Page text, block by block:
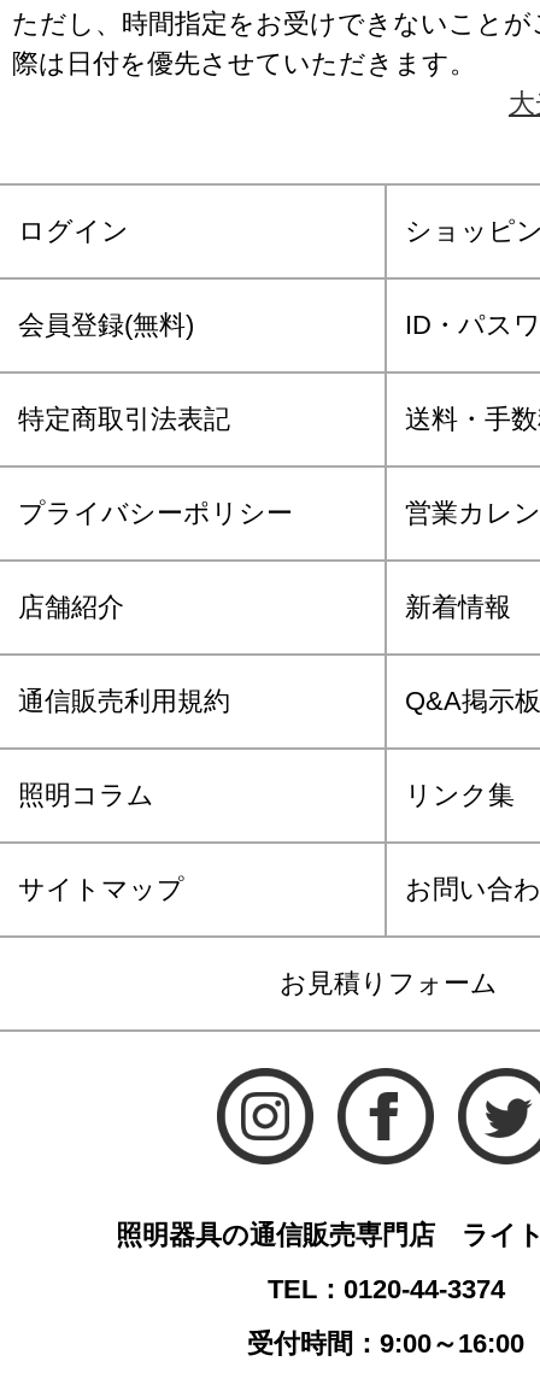
ただし、時間指定をお受けできないこと
際は日付を優先させていただきます。
ログイン ショッピ
会員登録(無料) ID・パス
特定商取引法表記 送料・手
プライバシーポリシー 営業カレ
店舗紹介 新着情報
通信販売利用規約 Q&A掲示板
照明コラム リンク集
サイトマップ お問い合
お見積りフォーム
照明器具の通信販売専門店 ライ
TEL：0120-44-3374
受付時間：9:00～16:00